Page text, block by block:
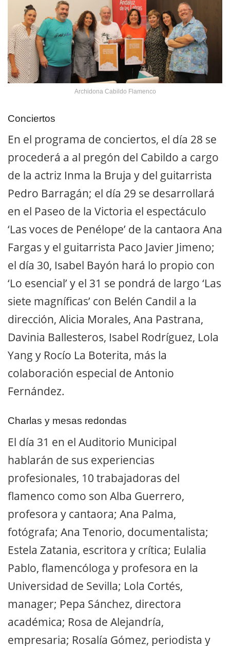
Archidona Cabildo Flamenco
Conciertos
En el programa de conciertos, el día 28 se
procederá a al pregón del Cabildo a cargo
de la actriz Inma la Bruja y del guitarrista
Pedro Barragán; el día 29 se desarrollará
en el Paseo de la Victoria el espectáculo
‘Las voces de Penélope’ de la cantaora Ana
Fargas y el guitarrista Paco Javier Jimeno;
el día 30, Isabel Bayón hará lo propio con
‘Lo esencial’ y el 31 se pondrá de largo ‘Las
siete magníficas’ con Belén Candil a la
dirección, Alicia Morales, Ana Pastrana,
Davinia Ballesteros, Isabel Rodríguez, Lola
Yang y Rocío La Boterita, más la
colaboración especial de Antonio
Fernández.
Charlas y mesas redondas
El día 31 en el Auditorio Municipal
hablarán de sus experiencias
profesionales, 10 trabajadoras del
flamenco como son Alba Guerrero,
profesora y cantaora; Ana Palma,
fotógrafa; Ana Tenorio, documentalista;
Estela Zatania, escritora y crítica; Eulalia
Pablo, flamencóloga y profesora en la
Universidad de Sevilla; Lola Cortés,
manager; Pepa Sánchez, directora
académica; Rosa de Alejandría,
empresaria; Rosalía Gómez, periodista y